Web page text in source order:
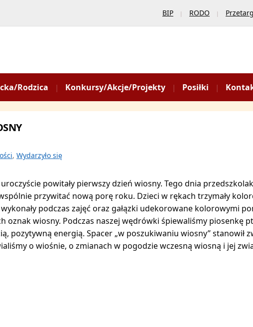
BIP RODO
Rodzica Konkursy/Akcje/Projekty Posiłki
, Wydarzyło się
powitały pierwszy dzień wiosny. Tego dnia
przywitać nową porę roku. Dzieci w rękach trzymały
podczas zajęć oraz gałązki udekorowane kolorowymi
wiosny. Podczas naszej wędrówki śpiewaliśmy piosenkę pt.
pozytywną energią. Spacer „w poszukiwaniu wiosny” stanowił
o wiośnie, o zmianach w pogodzie wczesną wiosną i jej